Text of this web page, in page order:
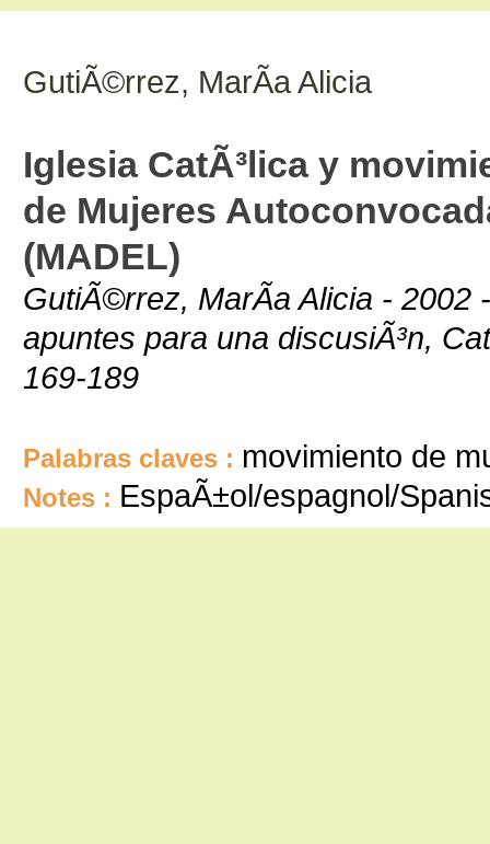
GutiÃ©rrez, MarÃ­a Alicia
Iglesia CatÃ³lica y
de Mujeres
(MADEL)
GutiÃ©rrez, MarÃ­a Alicia - 2002
apuntes para una discusiÃ³n,
169-189
Palabras claves : movimiento de
Notes : EspaÃ±ol/espagnol/